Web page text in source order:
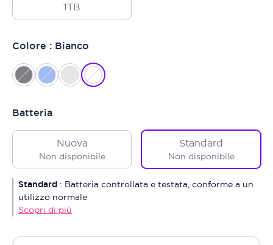
1TB
Colore : Bianco
Batteria
Nuova
Non disponibile
Standard
Non disponibile
Standard : Batteria controllata e testata, conforme a un
utilizzo normale
Scopri di più